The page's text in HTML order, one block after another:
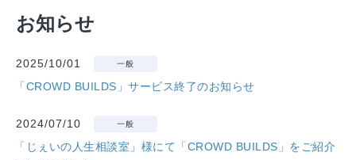
お知らせ
2025/10/01 一般
「CROWD BUILDS」サービス終了のお知らせ
2024/07/10 一般
「じぇいの人生相談室」様にて「CROWD BUILDS」をご紹介